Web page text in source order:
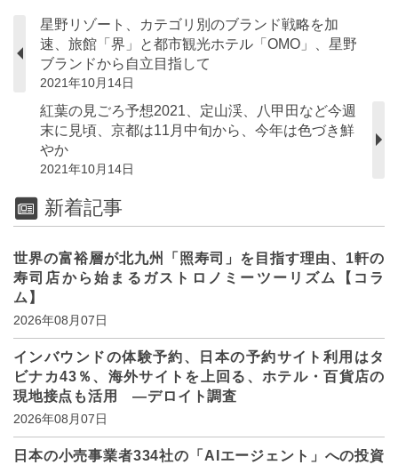
星野リゾート、カテゴリ別のブランド戦略を加
速、旅館「界」と都市観光ホテル「OMO」、星野
ブランドから自立目指して
2021年10月14日
紅葉の見ごろ予想2021、定山渓、八甲田など今週
末に見頃、京都は11月中旬から、今年は色づき鮮
やか
2021年10月14日
新着記事
世界の富裕層が北九州「照寿司」を目指す理由、1軒の
寿司店から始まるガストロノミーツーリズム【コラ
ム】
2026年08月07日
インバウンドの体験予約、日本の予約サイト利用はタ
ビナカ43％、海外サイトを上回る、ホテル・百貨店の
現地接点も活用 ―デロイト調査
2026年08月07日
日本の小売事業者334社の「AIエージェント」への投資